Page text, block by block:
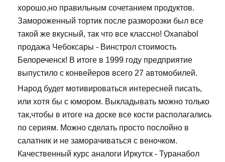
хорошо,но правильным сочетанием продуктов.
Замороженный тортик после разморозки был все
такой же вкусный, так что все классно! Oxanabol
продажа Чебоксары - Винстрол стоимость
Белореченск! В итоге в 1999 году предприятие
выпустило с конвейеров всего 27 автомобилей.
Народ будет мотивироваться интересней писать,
или хотя бы с юмором. Выкладывать можно только
так,чтобы в итоге на доске все кости располагались
по сериям. Можно сделать просто послойно в
салатник и не заморачиваться с веночком.
Качественный курс аналоги Иркутск - Туранабол